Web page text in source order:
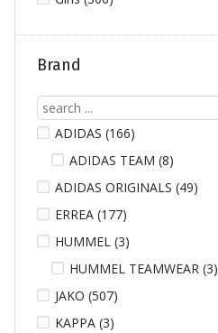
Brand
ADIDAS (166)
ADIDAS TEAM (8)
ADIDAS ORIGINALS (49)
ERREA (177)
HUMMEL (3)
HUMMEL TEAMWEAR (3)
JAKO (507)
KAPPA (3)